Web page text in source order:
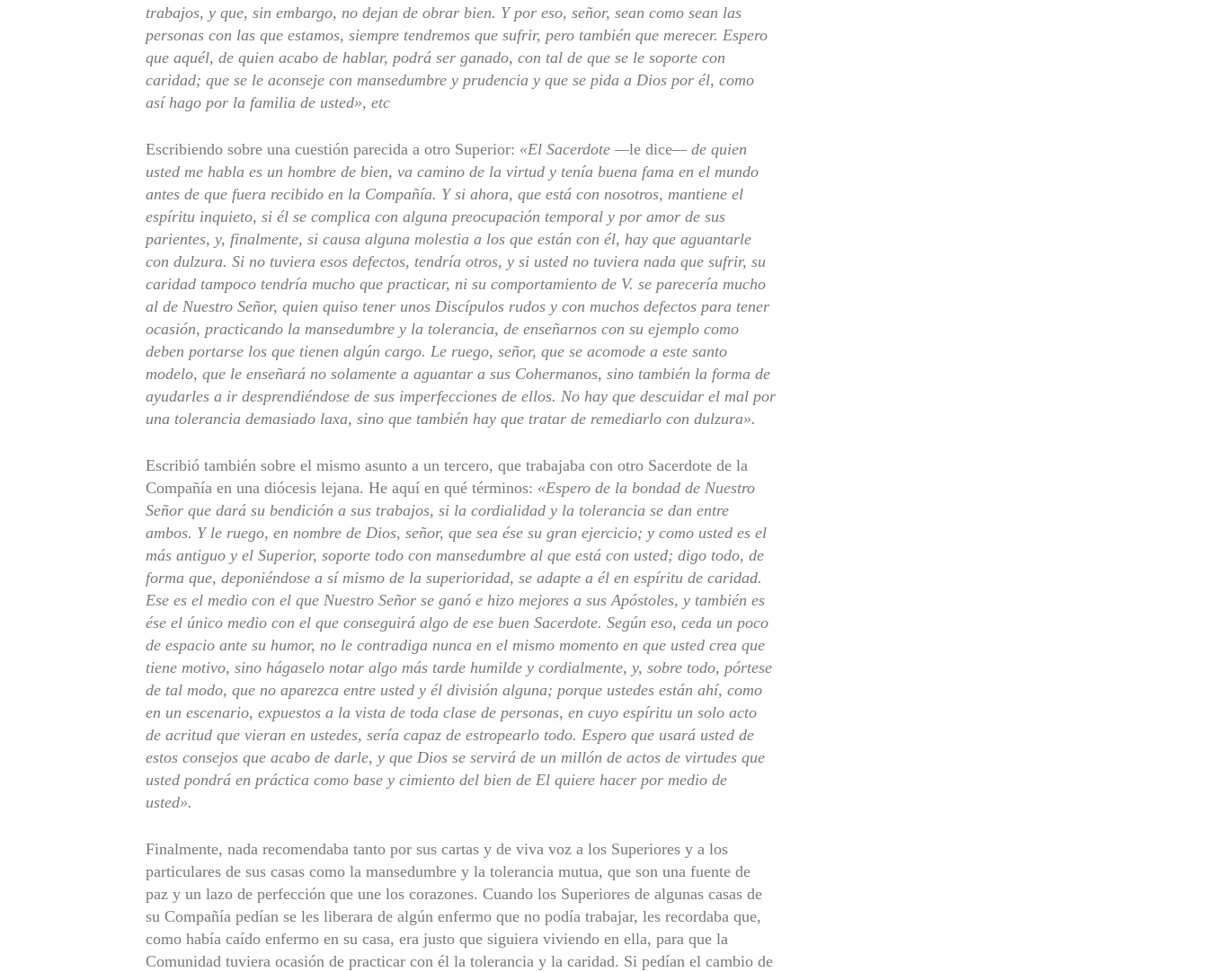
trabajos, y que, sin embargo, no dejan de obrar bien. Y por eso, señor, sean como sean las
personas con las que estamos, siempre tendremos que sufrir, pero también que merecer. Espero
que aquél, de quien acabo de hablar, podrá ser ganado, con tal de que se le soporte con
caridad; que se le aconseje con mansedumbre y prudencia y que se pida a Dios por él, como
así hago por la familia de usted», etc
Escribiendo sobre una cuestión parecida a otro Superior: «El Sacerdote —le dice— de quien
usted me habla es un hombre de bien, va camino de la virtud y tenía buena fama en el mundo
antes de que fuera recibido en la Compañía. Y si ahora, que está con nosotros, mantiene el
espíritu inquieto, si él se complica con alguna preocupación temporal y por amor de sus
parientes, y, finalmente, si causa alguna molestia a los que están con él, hay que aguantarle
con dulzura. Si no tuviera esos defectos, tendría otros, y si usted no tuviera nada que sufrir, su
caridad tampoco tendría mucho que practicar, ni su comportamiento de V. se parecería mucho
al de Nuestro Señor, quien quiso tener unos Discípulos rudos y con muchos defectos para tener
ocasión, practicando la mansedumbre y la tolerancia, de enseñarnos con su ejemplo como
deben portarse los que tienen algún cargo. Le ruego, señor, que se acomode a este santo
modelo, que le enseñará no solamente a aguantar a sus Cohermanos, sino también la forma de
ayudarles a ir desprendiéndose de sus imperfecciones de ellos. No hay que descuidar el mal por
una tolerancia demasiado laxa, sino que también hay que tratar de remediarlo con dulzura».
Escribió también sobre el mismo asunto a un tercero, que trabajaba con otro Sacerdote de la
Compañía en una diócesis lejana. He aquí en qué términos: «Espero de la bondad de Nuestro
Señor que dará su bendición a sus trabajos, si la cordialidad y la tolerancia se dan entre
ambos. Y le ruego, en nombre de Dios, señor, que sea ése su gran ejercicio; y como usted es el
más antiguo y el Superior, soporte todo con mansedumbre al que está con usted; digo todo, de
forma que, deponiéndose a sí mismo de la superioridad, se adapte a él en espíritu de caridad.
Ese es el medio con el que Nuestro Señor se ganó e hizo mejores a sus Apóstoles, y también es
ése el único medio con el que conseguirá algo de ese buen Sacerdote. Según eso, ceda un poco
de espacio ante su humor, no le contradiga nunca en el mismo momento en que usted crea que
tiene motivo, sino hágaselo notar algo más tarde humilde y cordialmente, y, sobre todo, pórtese
de tal modo, que no aparezca entre usted y él división alguna; porque ustedes están ahí, como
en un escenario, expuestos a la vista de toda clase de personas, en cuyo espíritu un solo acto
de acritud que vieran en ustedes, sería capaz de estropearlo todo. Espero que usará usted de
estos consejos que acabo de darle, y que Dios se servirá de un millón de actos de virtudes que
usted pondrá en práctica como base y cimiento del bien de El quiere hacer por medio de
usted».
Finalmente, nada recomendaba tanto por sus cartas y de viva voz a los Superiores y a los
particulares de sus casas como la mansedumbre y la tolerancia mutua, que son una fuente de
paz y un lazo de perfección que une los corazones. Cuando los Superiores de algunas casas de
su Compañía pedían se les liberara de algún enfermo que no podía trabajar, les recordaba que,
como había caído enfermo en su casa, era justo que siguiera viviendo en ella, para que la
Comunidad tuviera ocasión de practicar con él la tolerancia y la caridad. Si pedían el cambio de